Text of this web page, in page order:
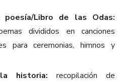
Libro de las Odas:
divididos en canciones
para ceremonias, himnos y
historia: recopilación de